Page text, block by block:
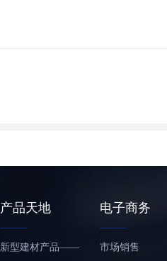
产品天地
新型建材产品——
电子商务
市场销售